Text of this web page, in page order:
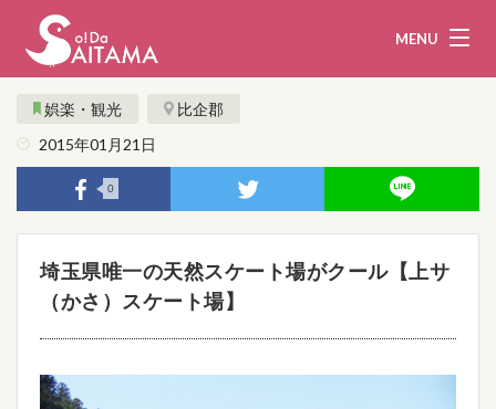
MENU
娯楽・観光
企業・団体 教育・医療
行政 まとめ！
地域から探す
娯楽・観光
比企郡
2015年01月21日
0
埼玉県唯一の天然スケート場がクール【上サ
（かさ）スケート場】